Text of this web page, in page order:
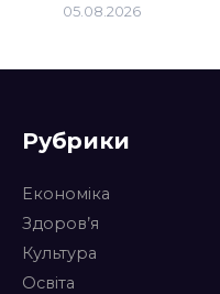
05.08.2026
Рубрики
Економіка
Здоров’я
Культура
Освіта